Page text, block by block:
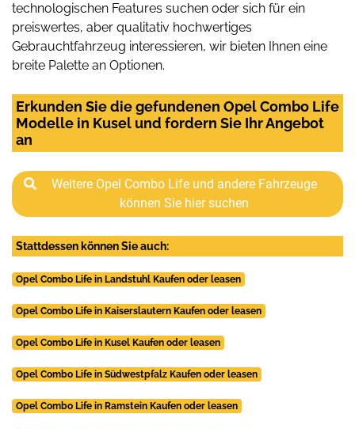
technologischen Features suchen oder sich für ein
preiswertes, aber qualitativ hochwertiges
Gebrauchtfahrzeug interessieren, wir bieten Ihnen eine
breite Palette an Optionen.
Erkunden Sie die gefundenen Opel Combo Life
Modelle in Kusel und fordern Sie Ihr Angebot
an
Weitere Opel Combo Life und andere Fahrzeuge
können Sie hier suchen
Stattdessen können Sie auch:
Opel Combo Life in Landstuhl Kaufen oder leasen
Opel Combo Life in Kaiserslautern Kaufen oder leasen
Opel Combo Life in Kusel Kaufen oder leasen
Opel Combo Life in Südwestpfalz Kaufen oder leasen
Opel Combo Life in Ramstein Kaufen oder leasen